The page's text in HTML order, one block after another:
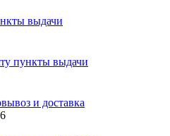
выдачи
пункты выдачи
и доставка